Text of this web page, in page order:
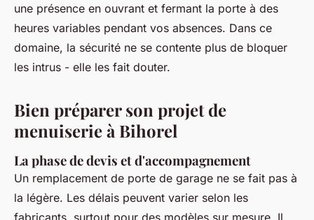
une présence en ouvrant et fermant la porte à des
heures variables pendant vos absences. Dans ce
domaine, la sécurité ne se contente plus de bloquer
les intrus - elle les fait douter.
Bien préparer son projet de
menuiserie à Bihorel
La phase de devis et d'accompagnement
Un remplacement de porte de garage ne se fait pas à
la légère. Les délais peuvent varier selon les
fabricants, surtout pour des modèles sur mesure. Il